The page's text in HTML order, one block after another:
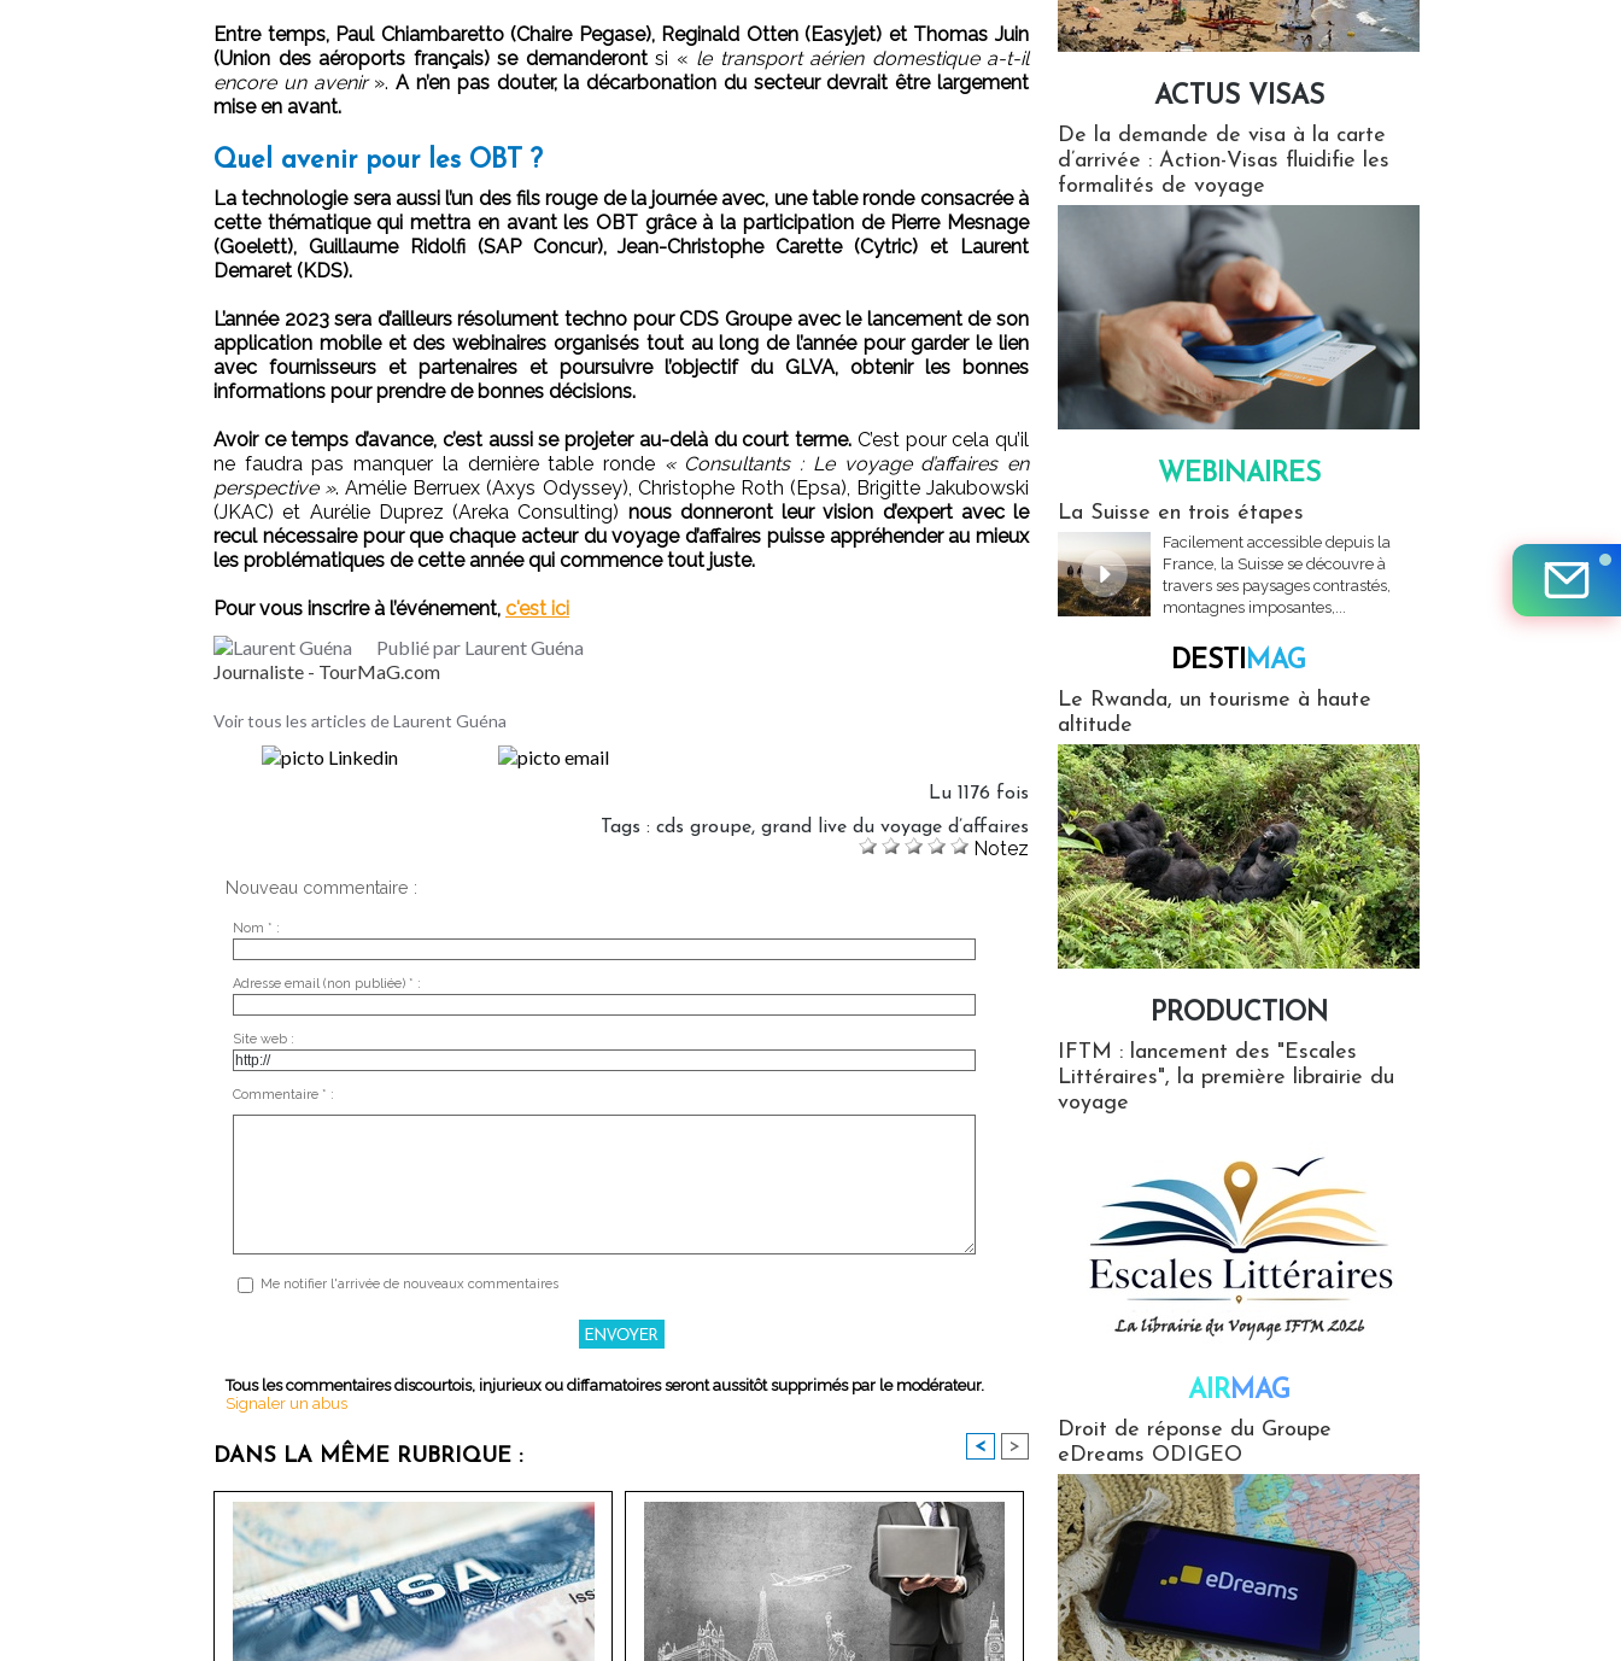
Entre temps, Paul Chiambaretto (Chaire Pegase), Reginald Otten (Easyjet) et Thomas Juin
(Union des aéroports français) se demanderontsi « le transport aérien domestique a-t-il
encore un avenir ».A n’en pas douter, la décarbonation du secteur devrait être largement
mise en avant.
Quel avenir pour les OBT ?
La technologie sera aussi l’un des fils rouge de la journée avec, une table ronde consacrée à
cette thématique qui mettra en avant les OBT grâce à la participation de Pierre Mesnage
(Goelett), Guillaume Ridolfi (SAP Concur), Jean-Christophe Carette (Cytric) et Laurent
Demaret (KDS).
L’année 2023 sera d’ailleurs résolument techno pour CDS Groupe avec le lancement de son
application mobile et des webinaires organisés tout au long de l’année pour garder le lien
avec fournisseurs et partenaires et poursuivre l’objectif du GLVA, obtenir les bonnes
informations pour prendre de bonnes décisions.
Avoir ce temps d’avance, c’est aussi se projeter au-delà du court terme. C’est pour cela qu’il
ne faudra pas manquer la dernière table ronde « Consultants : Le voyage d’affaires en
perspective ». Amélie Berruex (Axys Odyssey), Christophe Roth (Epsa), Brigitte Jakubowski
(JKAC) et Aurélie Duprez (Areka Consulting) nous donneront leur vision d’expert avec le
recul nécessaire pour que chaque acteur du voyage d’affaires puisse appréhender au mieux
les problématiques de cette année qui commence tout juste.
Pour vous inscrire à l’événement, c'est ici
Publié par Laurent Guéna
Journaliste - TourMaG.com
Voir tous les articles de Laurent Guéna
Lu 1176 fois
Tags : cds groupe, grand live du voyage d’affaires
Notez
Nouveau commentaire :
Nom * :
Adresse email (non publiée) * :
Site web :
Commentaire * :
Me notifier l'arrivée de nouveaux commentaires
Tous les commentaires discourtois, injurieux ou diffamatoires seront aussitôt supprimés par le modérateur.
Signaler un abus
DANS LA MÊME RUBRIQUE : < >
ACTUS VISAS
De la demande de visa à la carte
d’arrivée : Action-Visas fluidifie les
formalités de voyage
WEBINAIRES
La Suisse en trois étapes
Facilement accessible depuis la
France, la Suisse se découvre à
travers ses paysages contrastés,
montagnes imposantes,...
DESTIMAG
Le Rwanda, un tourisme à haute
altitude
PRODUCTION
IFTM : lancement des "Escales
Littéraires", la première librairie du
voyage
AIRMAG
Droit de réponse du Groupe
eDreams ODIGEO